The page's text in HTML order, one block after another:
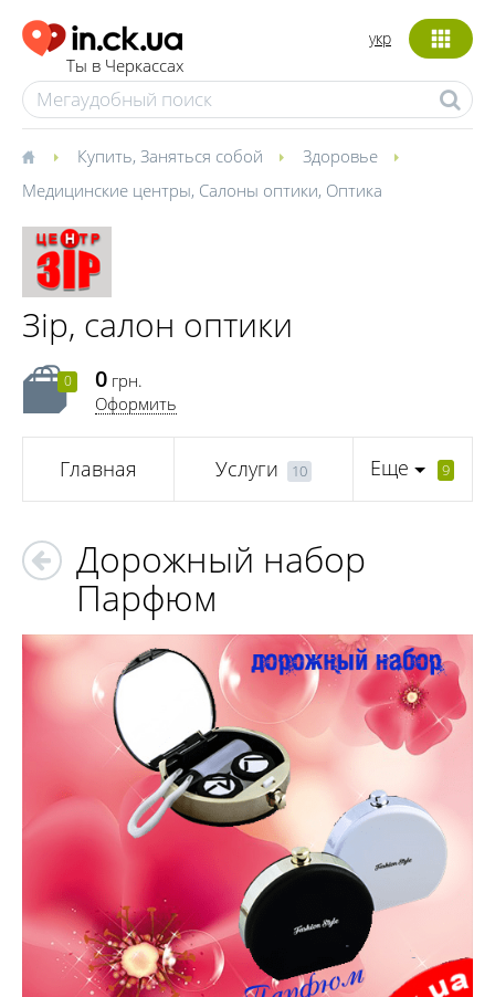
Ты в Черкассах
укр
Купить, Заняться собой
Здоровье
Медицинские центры, Салоны оптики, Оптика
Зір, салон оптики
0 0 грн.
Оформить
Главная Услуги 10 Еще 9
Дорожный набор
Парфюм